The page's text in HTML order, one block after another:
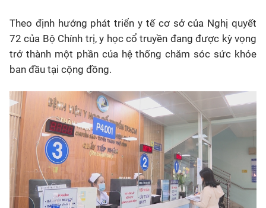
Theo định hướng phát triển y tế cơ sở của Nghị quyết
72 của Bộ Chính trị, y học cổ truyền đang được kỳ vọng
trở thành một phần của hệ thống chăm sóc sức khỏe
ban đầu tại cộng đồng.